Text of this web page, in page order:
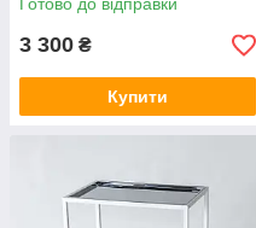
3 300 ₴
Купити